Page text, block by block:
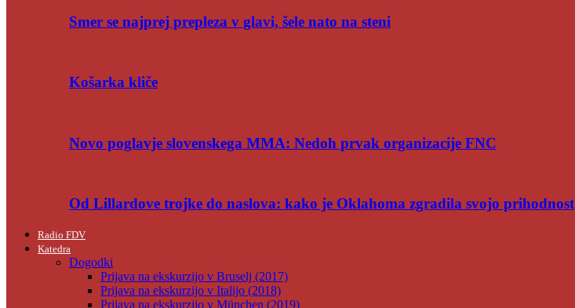
Smer se najprej prepleza v glavi, šele nato na steni
Košarka kliče
Novo poglavje slovenskega MMA: Nedoh prvak organizacije FNC
Od Lillardove trojke do naslova: kako je Oklahoma zgradila svojo prihodnost
Radio FDV
Katedra
Dogodki
Prijava na ekskurzijo v Bruselj (2017)
Prijava na ekskurzijo v Italijo (2018)
Prijava na ekskurzijo v München (2019)